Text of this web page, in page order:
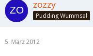
zozzy
Pudding Wummsel
5. März 2012